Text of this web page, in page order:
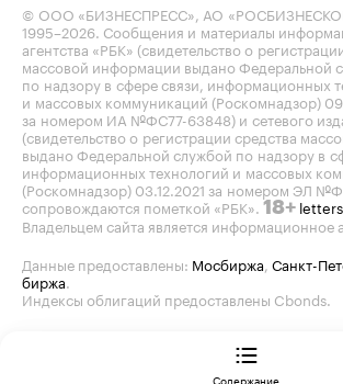
© ООО «БИЗНЕСПРЕСС», АО
1995–2026 . Сообщения и материалы
агентства «РБК» (свидетельство о
массовой информации выдано Федеральной
по надзору в сфере связи, информационных
и массовых коммуникаций (Роскомнадзор)
за номером ИА №ФС77-63848) и сетевого
(свидетельство о регистрации средства
выдано Федеральной службой по надзору в
информационных технологий и массовых
(Роскомнадзор) 03.12.2021 за номером ЭЛ
сопровождаются пометкой «РБК». 18+
Владельцем сайта является информационное
Данные предоставлены: Мосбиржа Санкт-
биржа
Индексы облигаций предоставлены Cbonds.
Содержание